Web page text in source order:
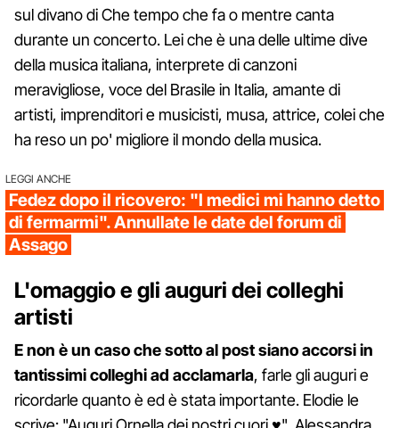
sul divano di Che tempo che fa o mentre canta
durante un concerto. Lei che è una delle ultime dive
della musica italiana, interprete di canzoni
meravigliose, voce del Brasile in Italia, amante di
artisti, imprenditori e musicisti, musa, attrice, colei che
ha reso un po' migliore il mondo della musica.
LEGGI ANCHE
Fedez dopo il ricovero: "I medici mi hanno detto
di fermarmi". Annullate le date del forum di
Assago
L'omaggio e gli auguri dei colleghi
artisti
E non è un caso che sotto al post siano accorsi in
tantissimi colleghi ad acclamarla, farle gli auguri e
ricordarle quanto è ed è stata importante. Elodie le